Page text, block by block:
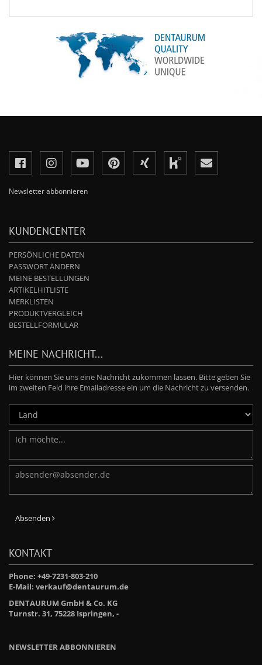
Newsletter abbonnieren
KUNDENCENTER
PERSÖNLICHE DATEN
PASSWORT ÄNDERN
MEINE BESTELLUNGEN
ARTIKELHITLISTE
MERKLISTEN
PRODUKTVERGLEICH
BESTELLFORMULAR
MEINE NACHRICHT...
Hier können Sie uns eine Nachricht zukommen lassen. Bitte geben Sie
im zweiten Feld ihre Emailadresse ein um die Nachricht zu versenden.
Absenden
KONTAKT
Phone: +49-7231-803-210
E-Mail: verkauf@dentaurum.de
DENTAURUM GmbH & Co. KG
Turnstr. 31, 75228 Ispringen, -
NEWSLETTER ABBONNIEREN